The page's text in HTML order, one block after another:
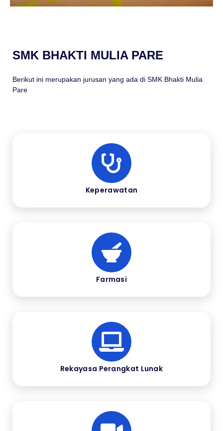
SMK BHAKTI MULIA PARE
Berikut ini merupakan jurusan yang ada di SMK Bhakti Mulia
Pare
Keperawatan
Farmasi
Rekayasa Perangkat Lunak